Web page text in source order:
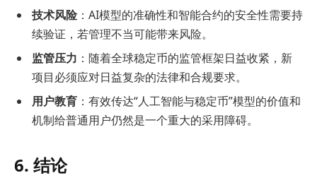
技术风险：AI模型的准确性和智能合约的安全性需要持
续验证，若管理不当可能带来风险。
监管压力 ：随着全球稳定币的监管框架日益收紧，新
项目必须应对日益复杂的法律和合规要求。
用户教育 ：有效传达“人工智能与稳定币”模型的价值和
机制给普通用户仍然是一个重大的采用障碍。
6. 结论